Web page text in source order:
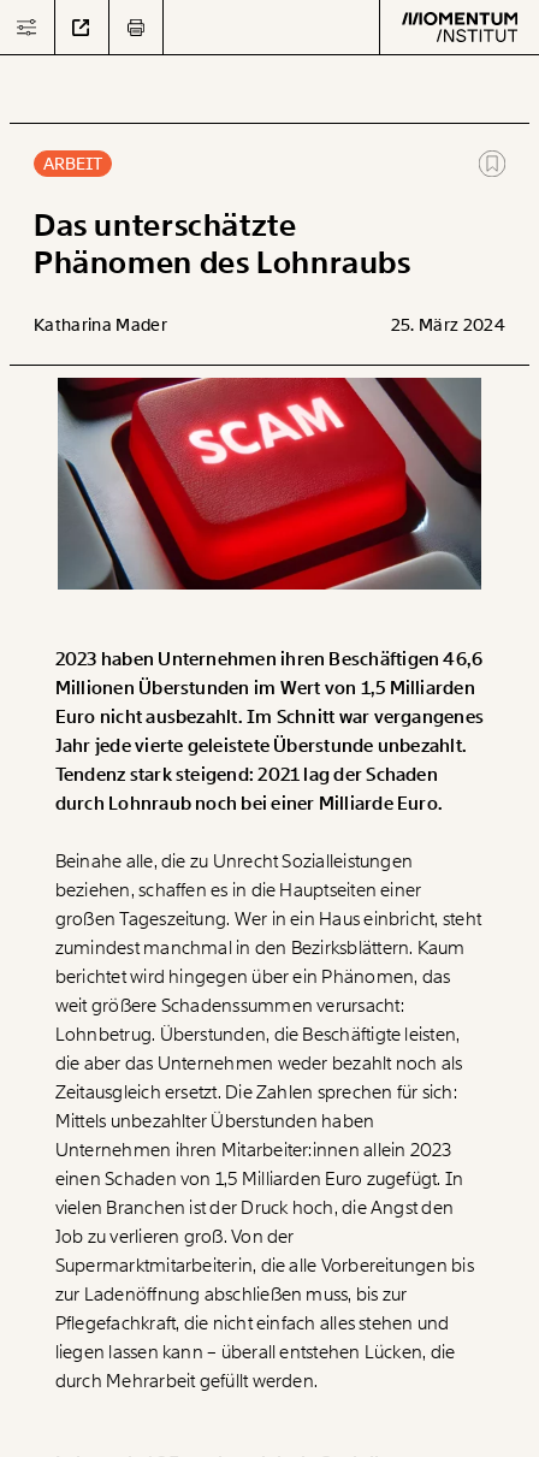
Arbeit
Verteilung
Klima
Datensätze
Paper der Woche
Projekte
Kürzungslandkarte
Koalitions-Kompass
Arbeitslosenrechner
Care-Rechner
Befristungs-Monitor
Pflegerechner
Parlagram
Über uns
Team
Jahresberichte
Pressebereich
Jobs & Fellowships
second
ARBEIT
Das unterschätzte
Phänomen des Lohnraubs
Katharina Mader 25. März 2024
2023 haben Unternehmen ihren Beschäftigen 46,6
Millionen Überstunden im Wert von 1,5 Milliarden
Euro nicht ausbezahlt. Im Schnitt war vergangenes
Jahr jede vierte geleistete Überstunde unbezahlt.
Tendenz stark steigend: 2021 lag der Schaden
durch Lohnraub noch bei einer Milliarde Euro.
Beinahe alle, die zu Unrecht Sozialleistungen
beziehen, schaffen es in die Hauptseiten einer
großen Tageszeitung. Wer in ein Haus einbricht, steht
zumindest manchmal in den Bezirksblättern. Kaum
berichtet wird hingegen über ein Phänomen, das
weit größere Schadenssummen verursacht:
Lohnbetrug. Überstunden, die Beschäftigte leisten,
die aber das Unternehmen weder bezahlt noch als
Zeitausgleich ersetzt. Die Zahlen sprechen für sich:
Mittels unbezahlter Überstunden haben
Unternehmen ihren Mitarbeiter:innen allein 2023
einen Schaden von 1,5 Milliarden Euro zugefügt. In
vielen Branchen ist der Druck hoch, die Angst den
Job zu verlieren groß. Von der
Supermarktmitarbeiterin, die alle Vorbereitungen bis
zur Ladenöffnung abschließen muss, bis zur
Pflegefachkraft, die nicht einfach alles stehen und
liegen lassen kann – überall entstehen Lücken, die
durch Mehrarbeit gefüllt werden.